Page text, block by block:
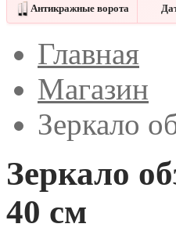
Антикражные ворота
ЗакрытьГлавная
Магазин
Зеркало
Зеркало
40 см